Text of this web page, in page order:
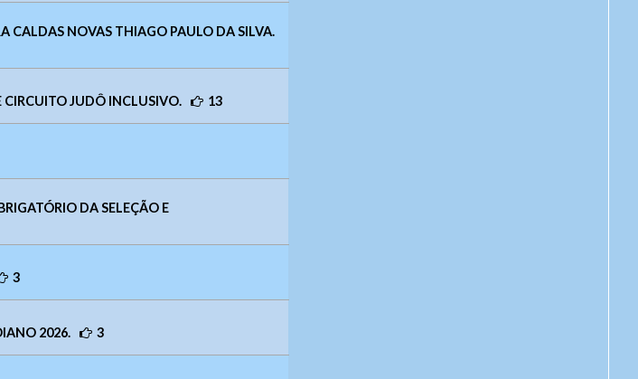
CALDAS NOVAS THIAGO PAULO DA SILVA.
JUDÔ INCLUSIVO. 13
DA SELEÇÃO E
3
2026. 3
01 , Centro CEP: 75025-090 – Anápolis/GO
Contatos
Usuário
Anexar arquivos (opcional)